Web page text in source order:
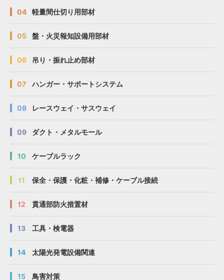
04 軽量間仕切り用部材
05 盤・火災報知設備用部材
06 吊り・振れ止め部材
07 ハンガー・サポートシステム
08 レースウェイ・サスウェイ
09 ダクト・メタルモール
10 ケーブルラック
11 保全・保護・化粧・補修・ケーブル接続
12 貫通部防火措置材
13 工具・検電器
14 太陽光発電設備関連
15 鳥害対策